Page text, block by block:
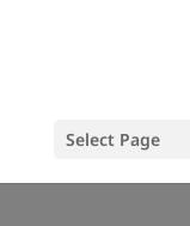
Select Page